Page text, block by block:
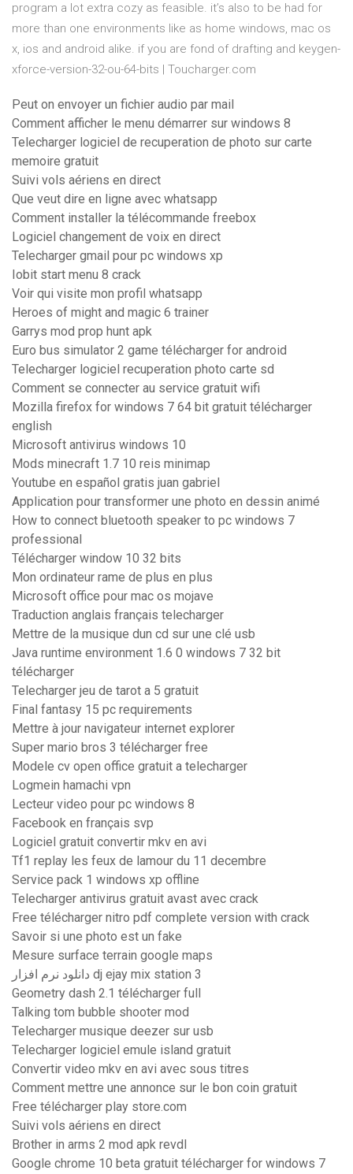
program a lot extra cozy as feasible. it’s also to be had for
more than one environments like as home windows, mac os
x, ios and android alike. if you are fond of drafting and keygen-
xforce-version-32-ou-64-bits | Toucharger.com
Peut on envoyer un fichier audio par mail
Comment afficher le menu démarrer sur windows 8
Telecharger logiciel de recuperation de photo sur carte
memoire gratuit
Suivi vols aériens en direct
Que veut dire en ligne avec whatsapp
Comment installer la télécommande freebox
Logiciel changement de voix en direct
Telecharger gmail pour pc windows xp
Iobit start menu 8 crack
Voir qui visite mon profil whatsapp
Heroes of might and magic 6 trainer
Garrys mod prop hunt apk
Euro bus simulator 2 game télécharger for android
Telecharger logiciel recuperation photo carte sd
Comment se connecter au service gratuit wifi
Mozilla firefox for windows 7 64 bit gratuit télécharger
english
Microsoft antivirus windows 10
Mods minecraft 1.7 10 reis minimap
Youtube en español gratis juan gabriel
Application pour transformer une photo en dessin animé
How to connect bluetooth speaker to pc windows 7
professional
Télécharger window 10 32 bits
Mon ordinateur rame de plus en plus
Microsoft office pour mac os mojave
Traduction anglais français telecharger
Mettre de la musique dun cd sur une clé usb
Java runtime environment 1.6 0 windows 7 32 bit
télécharger
Telecharger jeu de tarot a 5 gratuit
Final fantasy 15 pc requirements
Mettre à jour navigateur internet explorer
Super mario bros 3 télécharger free
Modele cv open office gratuit a telecharger
Logmein hamachi vpn
Lecteur video pour pc windows 8
Facebook en français svp
Logiciel gratuit convertir mkv en avi
Tf1 replay les feux de lamour du 11 decembre
Service pack 1 windows xp offline
Telecharger antivirus gratuit avast avec crack
Free télécharger nitro pdf complete version with crack
Savoir si une photo est un fake
Mesure surface terrain google maps
دانلود نرم افزار dj ejay mix station 3
Geometry dash 2.1 télécharger full
Talking tom bubble shooter mod
Telecharger musique deezer sur usb
Telecharger logiciel emule island gratuit
Convertir video mkv en avi avec sous titres
Comment mettre une annonce sur le bon coin gratuit
Free télécharger play store.com
Suivi vols aériens en direct
Brother in arms 2 mod apk revdl
Google chrome 10 beta gratuit télécharger for windows 7